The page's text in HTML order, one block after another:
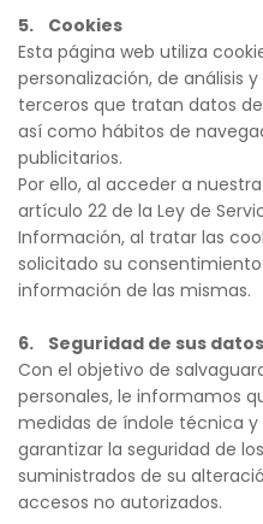
5.    Cookies
Esta página web utiliza
personalización, de análisis
terceros que tratan datos
así como hábitos de
publicitarios.
Por ello, al acceder a
artículo 22 de la Ley de
Información, al tratar las
solicitado su
información de las mismas.
6.    Seguridad de sus
Con el objetivo de
personales, le informamos
medidas de índole técnica
garantizar la seguridad de
suministrados de su
accesos no autorizados.